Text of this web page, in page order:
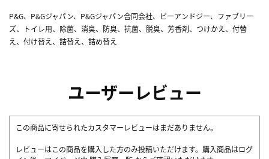
P&G、P&Gジャパン、P&Gジャパン合同会社、ピーアンドジー、ファブリー
ズ、トイレ用、除菌、消臭、防臭、抗菌、脱臭、芳香剤、つけかえ、付替
え、付け替え、詰替え、詰め替え
ユーザーレビュー
この商品に寄せられたカスタマーレビューはまだありません。
レビューはこの商品を購入した方のみ投稿いただけます。購入商品はログ